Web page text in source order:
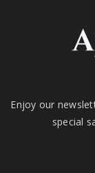
Enjoy our
special